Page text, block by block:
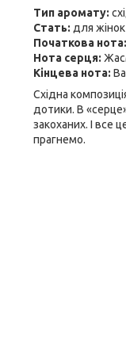
Тип аромату:
Стать: для жінок
Початкова нота:
Нота серця:
Кінцева нота:
Східна
дотики. В
закоханих. І все
прагнемо.